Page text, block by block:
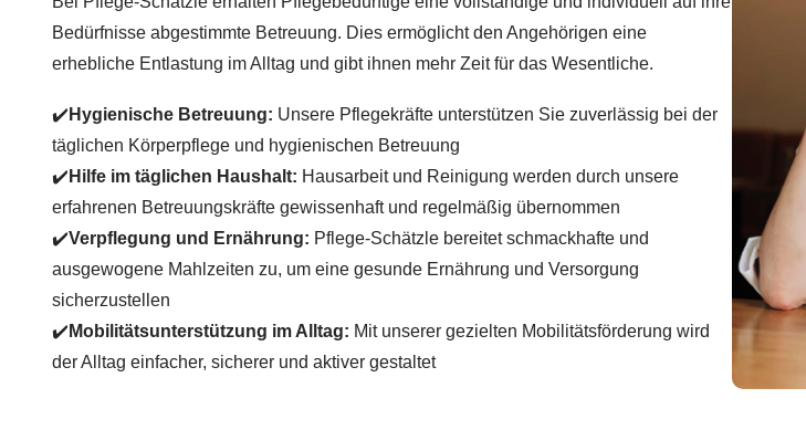
Bedürfnisse abgestimmte Betreuung. Dies ermöglicht den Angehörigen eine
erhebliche Entlastung im Alltag und gibt ihnen mehr Zeit für das Wesentliche.
✔️ Hygienische Betreuung: Unsere Pflegekräfte unterstützen Sie zuverlässig bei der
täglichen Körperpflege und hygienischen Betreuung
✔️ Hilfe im täglichen Haushalt: Hausarbeit und Reinigung werden durch unsere
erfahrenen Betreuungskräfte gewissenhaft und regelmäßig übernommen
✔️Verpflegung und Ernährung: Pflege-Schätzle bereitet schmackhafte und
ausgewogene Mahlzeiten zu, um eine gesunde Ernährung und Versorgung
sicherzustellen
✔️ Mobilitätsunterstützung im Alltag: Mit unserer gezielten Mobilitätsförderung wird
der Alltag einfacher, sicherer und aktiver gestaltet